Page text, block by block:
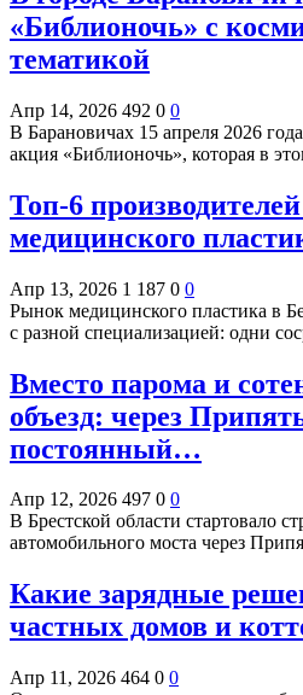
«Библионочь» с
тематикой
Апр 14, 2026 492 0 0
В Барановичах 15 апреля 2026
акция «Библионочь», которая в
Топ-6
медицинского
Апр 13, 2026 1 187 0 0
Рынок медицинского пластика в
с разной специализацией: одни
Вместо парома и
объезд: через
постоянный…
Апр 12, 2026 497 0 0
В Брестской области стартовало
автомобильного моста через
Какие зарядные
частных домов и
Апр 11, 2026 464 0 0